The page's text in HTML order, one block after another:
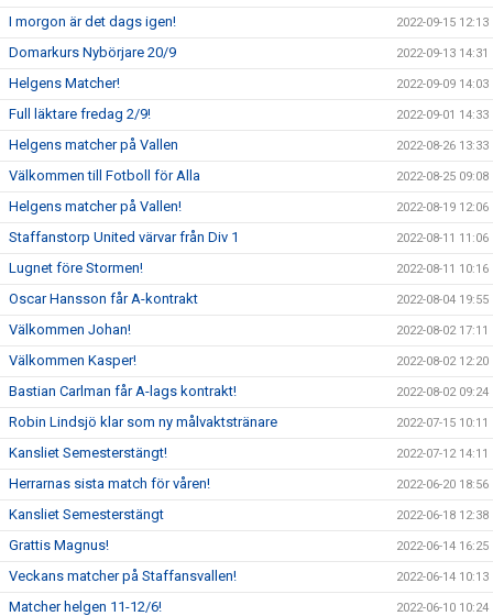
I morgon är det dags igen! 2022-09-15 12:13
Domarkurs Nybörjare 20/9 2022-09-13 14:31
Helgens Matcher! 2022-09-09 14:03
Full läktare fredag 2/9! 2022-09-01 14:33
Helgens matcher på Vallen 2022-08-26 13:33
Välkommen till Fotboll för Alla 2022-08-25 09:08
Helgens matcher på Vallen! 2022-08-19 12:06
Staffanstorp United värvar från Div 1 2022-08-11 11:06
Lugnet före Stormen! 2022-08-11 10:16
Oscar Hansson får A-kontrakt 2022-08-04 19:55
Välkommen Johan! 2022-08-02 17:11
Välkommen Kasper! 2022-08-02 12:20
Bastian Carlman får A-lags kontrakt! 2022-08-02 09:24
Robin Lindsjö klar som ny målvaktstränare 2022-07-15 10:11
Kansliet Semesterstängt! 2022-07-12 14:11
Herrarnas sista match för våren! 2022-06-20 18:56
Kansliet Semesterstängt 2022-06-18 12:38
Grattis Magnus! 2022-06-14 16:25
Veckans matcher på Staffansvallen! 2022-06-14 10:13
Matcher helgen 11-12/6! 2022-06-10 10:24